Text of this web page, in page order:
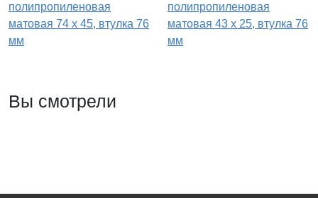
полипропиленовая
матовая 74 x 45, втулка 76
мм
полипропиленовая
матовая 43 x 25, втулка 76
мм
Вы смотрели